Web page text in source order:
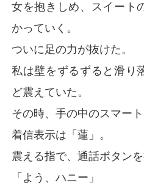
女を抱きしめ、スイート
かっていく。
ついに足の力が抜けた。
私は壁をずるずると滑り
ど震えていた。
その時、手の中のスマート
着信表示は「蓮」。
震える指で、通話ボタンを
「よう、ハニー」